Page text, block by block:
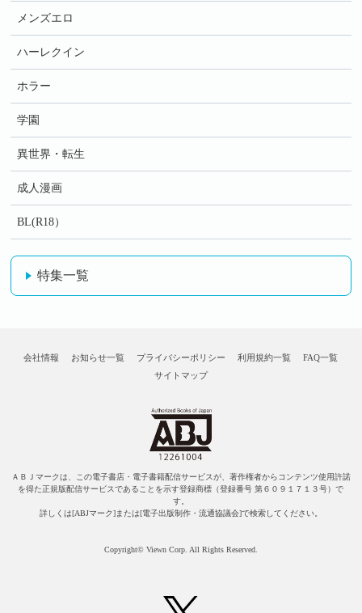
メンズエロ
ハーレクイン
ホラー
学園
異世界・転生
成人漫画
BL(R18）
特集一覧
会社情報 お知らせ一覧 プライバシーポリシー 利用規約一覧
FAQ一覧
サイトマップ
ＡＢＪマークは、この電子書店・電子書籍配信サービスが、著作権者からコンテンツ使用許諾
を得た正規版配信サービスであることを示す登録商標（登録番号 第６０９１７１３号）で
す。
詳しくは[ABJマーク]または[電子出版制作・流通協議会]で検索してください。
Copyright© Viewn Corp. All Rights Reserved.